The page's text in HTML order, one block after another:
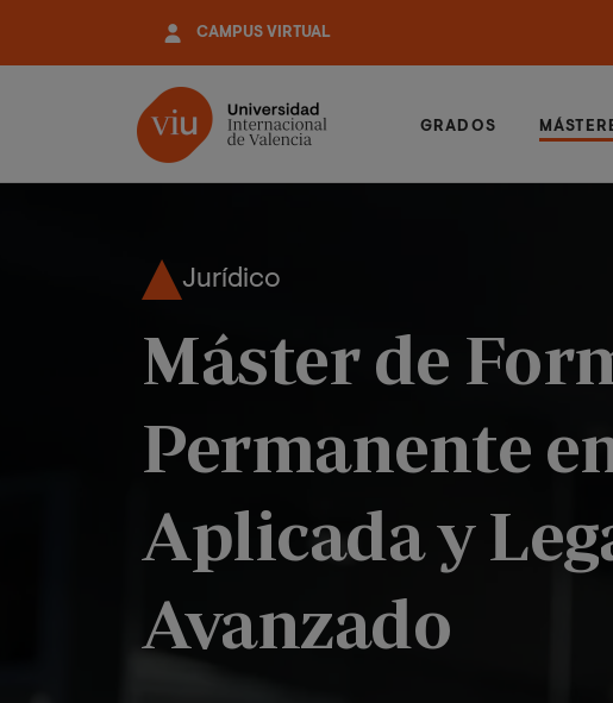
contenido
CAMPUS VIRTUAL
GRADOS
Jurídico
Máster de
Permanente
Aplicada y
Avanzado